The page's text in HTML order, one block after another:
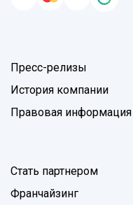
Пресс-релизы
История компании
Правовая информация
Стать партнером
Франчайзинг